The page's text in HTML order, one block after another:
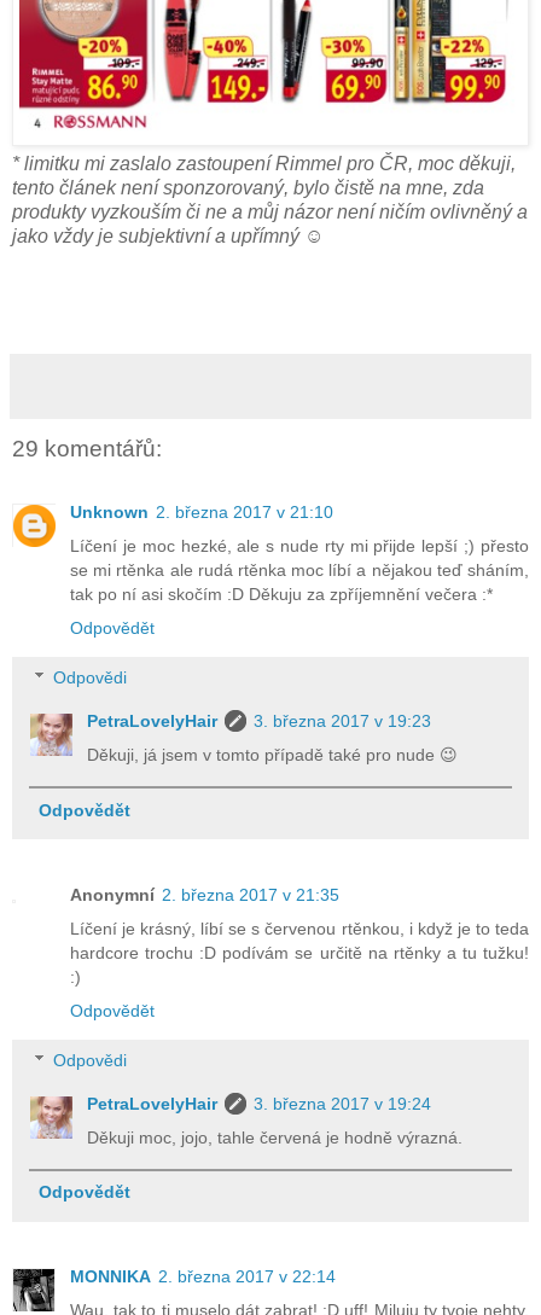
* limitku mi zaslalo zastoupení Rimmel pro ČR, moc děkuji,
tento článek není sponzorovaný, bylo čistě na mne, zda
produkty vyzkouším či ne a můj názor není ničím ovlivněný a
jako vždy je subjektivní a upřímný ☺
29 komentářů:
Unknown 2. března 2017 v 21:10
Líčení je moc hezké, ale s nude rty mi přijde lepší ;) přesto
se mi rtěnka ale rudá rtěnka moc líbí a nějakou teď sháním,
tak po ní asi skočím :D Děkuju za zpříjemnění večera :*
Odpovědět
Odpovědi
PetraLovelyHair
3. března 2017 v 19:23
Děkuji, já jsem v tomto případě také pro nude 😉
Odpovědět
Anonymní 2. března 2017 v 21:35
Líčení je krásný, líbí se s červenou rtěnkou, i když je to teda
hardcore trochu :D podívám se určitě na rtěnky a tu tužku!
:)
Odpovědět
Odpovědi
PetraLovelyHair
3. března 2017 v 19:24
Děkuji moc, jojo, tahle červená je hodně výrazná.
Odpovědět
MONNIKA 2. března 2017 v 22:14
Wau, tak to ti muselo dát zabrat! :D uff! Miluju ty tvoje nehty.